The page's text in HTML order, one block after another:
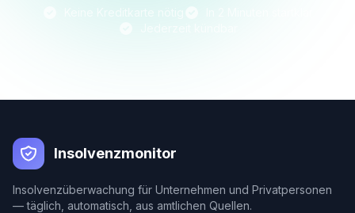
Insolvenzmonitor
Insolvenzüberwachung für Unternehmen und Privatpersonen
— täglich, automatisch, aus amtlichen Quellen.